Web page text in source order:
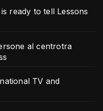
ready to tell Lessons
al centrotra
TV and